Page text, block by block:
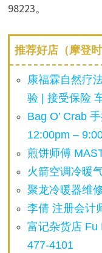
98223。
推荐好店（摩登
康福霖自然疗
验 | 接受保险
Bag O’ Crab
12:00pm –
煎饼师傅
火箭空调冷暖
聚龙冷暖器维
李倩 注册会计
富记杂货店 Fu
477-4101